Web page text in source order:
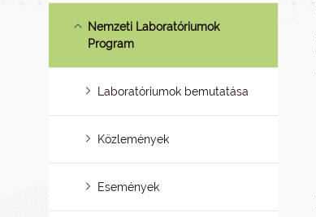
Nemzeti Laboratóriumok
Program
Laboratóriumok bemutatása
Közlemények
Események